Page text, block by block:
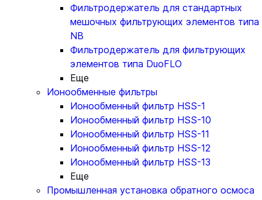
Фильтродержатель для стандартных
мешочных фильтрующих элементов типа
NB
Фильтродержатель для фильтрующих
элементов типа DuoFLO
Еще
Ионообменные фильтры
Ионообменный фильтр HSS-1
Ионообменный фильтр HSS-10
Ионообменный фильтр HSS-11
Ионообменный фильтр HSS-12
Ионообменный фильтр HSS-13
Еще
Промышленная установка обратного осмоса